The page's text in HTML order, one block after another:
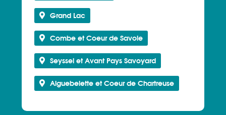
Grand Lac
Combe et Coeur de Savoie
Seyssel et Avant Pays Savoyard
Aiguebelette et Coeur de Chartreuse